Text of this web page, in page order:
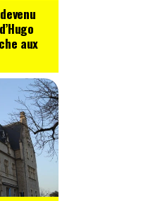
aux